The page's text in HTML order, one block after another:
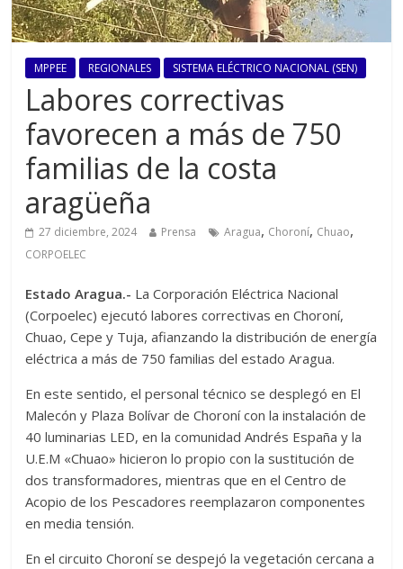
MPPEE REGIONALES SISTEMA ELÉCTRICO NACIONAL (SEN)
Labores correctivas
favorecen a más de 750
familias de la costa
aragüeña
27 diciembre, 2024 Prensa Aragua, Choroní, Chuao,
CORPOELEC
Estado Aragua.- La Corporación Eléctrica Nacional
(Corpoelec) ejecutó labores correctivas en Choroní,
Chuao, Cepe y Tuja, afianzando la distribución de energía
eléctrica a más de 750 familias del estado Aragua.
En este sentido, el personal técnico se desplegó en El
Malecón y Plaza Bolívar de Choroní con la instalación de
40 luminarias LED, en la comunidad Andrés España y la
U.E.M «Chuao» hicieron lo propio con la sustitución de
dos transformadores, mientras que en el Centro de
Acopio de los Pescadores reemplazaron componentes
en media tensión.
En el circuito Choroní se despejó la vegetación cercana a